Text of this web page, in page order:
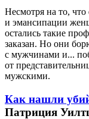
Несмотря на то, что
и эмансипации
остались такие
заказан. Но они
с мужчинами и...
от
мужскими.
Как нашли
Патриция